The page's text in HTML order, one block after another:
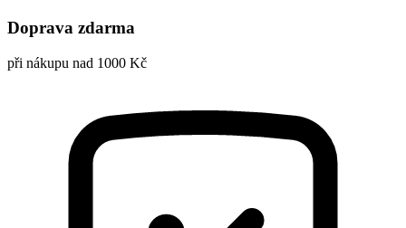
Doprava zdarma
při nákupu nad 1000 Kč